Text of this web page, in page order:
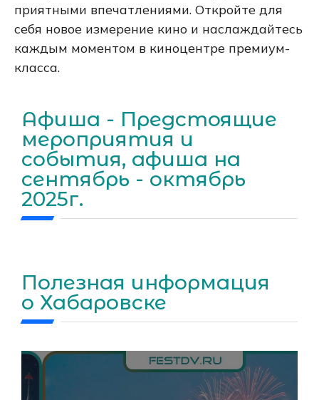
приятными впечатлениями. Откройте для
себя новое измерение кино и наслаждайтесь
каждым моментом в киноцентре премиум-
класса.
Афиша - Предстоящие
мероприятия и
события, афиша на
сентябрь - октябрь
2025г.
Полезная информация
о Хабаровске